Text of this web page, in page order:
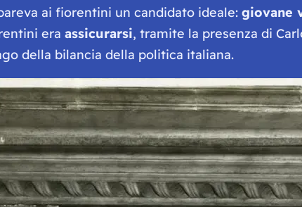
ai fiorentini un candidato ideale: giovane
era assicurarsi, tramite la presenza di
della bilancia della politica italiana.